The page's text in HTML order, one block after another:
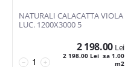
30*60
Бренд
Evimetal
NATURALI CALACATTA VIOLA
LUC. 1200X3000 5
+
−
2 198.00 Lei
2 198.00 Lei за 1.00
m2